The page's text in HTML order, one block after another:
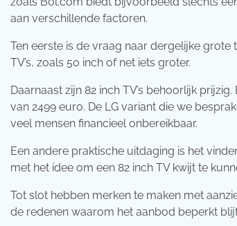
aan verschillende factoren.
Ten eerste is de vraag naar dergelijke
TV’s, zoals 50 inch of net iets groter.
Daarnaast zijn 82 inch TV’s behoorlijk
van 2499 euro. De LG variant die we
veel mensen financieel onbereikbaar.
Een andere praktische uitdaging is het
met het idee om een 82 inch TV kwijt te
Tot slot hebben merken te maken met
de redenen waarom het aanbod beperkt